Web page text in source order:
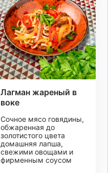
Лагман жареный в
воке
Сочное мясо говядины,
обжаренная до
золотистого цвета
домашняя лапша,
свежими овощами и
фирменным соусом